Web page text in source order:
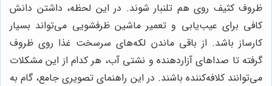
ظروف کثیف روی هم تلنبار شوند. در این لحظه، داشتن دانش
کافی برای عیب‌یابی و تعمیر ماشین ظرفشویی می‌تواند بسیار
کارساز باشد. از باقی ماندن لکه‌های سرسخت غذا روی ظروف
گرفته تا صداهای آزاردهنده و نشتی آب، هر کدام از این مشکلات
می‌توانند کلافه‌کننده باشند. در این راهنمای تصویری جامع، گام به